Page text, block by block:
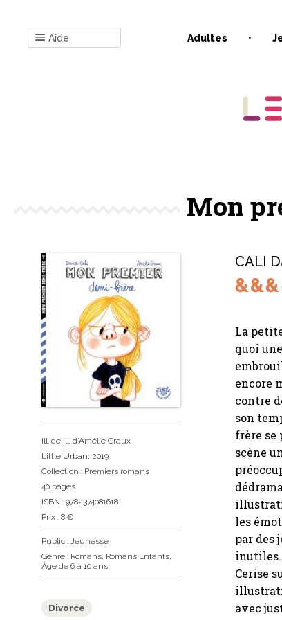
Aide Adultes
Mon
CALI
La
quoi
encore
contre
son
frère se
scène
les
par des
inutiles.
Cerise
avec
Ill. de ill. d'Amélie Graux
Little Urban, 2019
Collection : Premiers romans
40 pages
ISBN : 9782374081618
Prix : 8 €
Public : Jeunesse
Genre : Romans, Romans Enfants,
Âge de 6 à 10 ans
Divorce